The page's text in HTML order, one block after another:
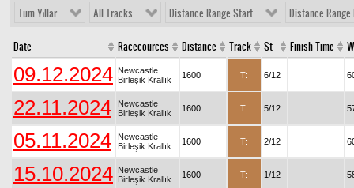
Tüm Yıllar All Tracks Distance Range Start Distance Range
Date Racecources Distance Track St Finish Time
09.12.2024 Newcastle
Birleşik Krallık
1600 T: 6/12
22.11.2024
Newcastle
Birleşik Krallık
1600 T: 5/12
05.11.2024
Newcastle
Birleşik Krallık
1600 T: 2/12
15.10.2024 Newcastle
Birleşik Krallık
1600 T: 1/12